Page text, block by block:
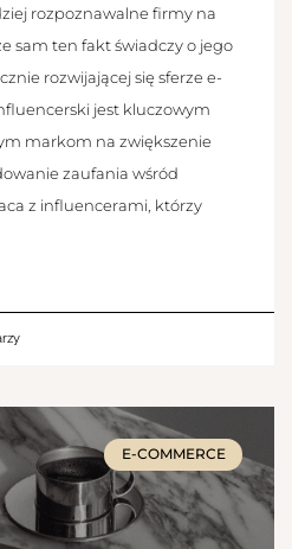
rozpoznawalne firmy na
sam ten fakt świadczy o jego
rozwijającej się sferze e-
jest kluczowym
markom na zwiększenie
zaufania wśród
z influencerami, którzy
E-COMMERCE